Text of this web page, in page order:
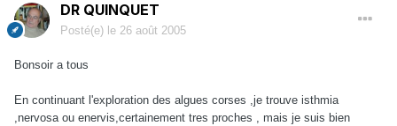
DR QUINQUET
Posté(e) le 26 août 2005
Bonsoir a tous
En continuant l'exploration des algues corses ,je trouve isthmia
,nervosa ou enervis,certainement tres proches , mais je suis bien